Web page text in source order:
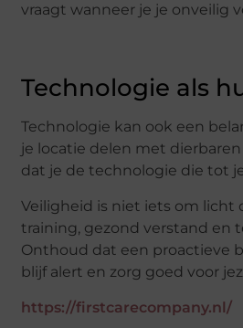
vraagt wanneer je je onveilig
Technologie als
Technologie kan ook een
je locatie delen met
dat je de technologie die tot
Veiligheid is niet iets om licht
training, gezond verstand en
Onthoud dat een proactieve
blijf alert en zorg goed voor
https://firstcarecompany.nl/